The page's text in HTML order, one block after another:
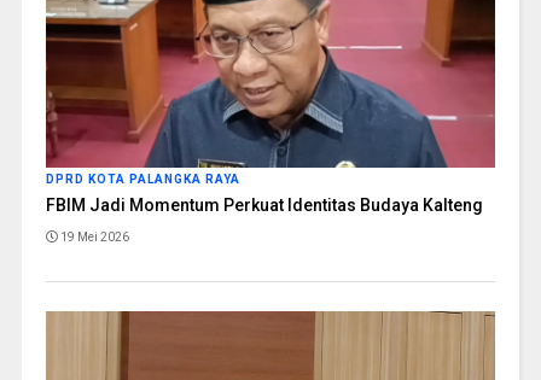
DPRD KOTA PALANGKA RAYA
FBIM Jadi Momentum Perkuat Identitas Budaya Kalteng
19 Mei 2026